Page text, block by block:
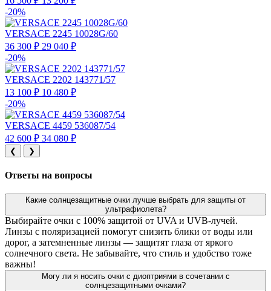
-20%
VERSACE 2245 10028G/60
36 300 ₽ 29 040 ₽
-20%
VERSACE 2202 143771/57
13 100 ₽ 10 480 ₽
-20%
VERSACE 4459 536087/54
42 600 ₽ 34 080 ₽
❮ ❯
Ответы на вопросы
Какие солнцезащитные очки лучше выбрать для защиты от
ультрафиолета?
Выбирайте очки с 100% защитой от UVA и UVB-лучей.
Линзы с поляризацией помогут снизить блики от воды или
дорог, а затемненные линзы — защитят глаза от яркого
солнечного света. Не забывайте, что стиль и удобство тоже
важны!
Могу ли я носить очки с диоптриями в сочетании с
солнцезащитными очками?